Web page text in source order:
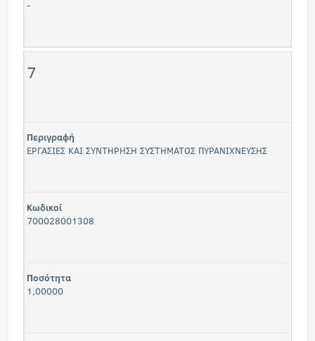
-
7
Περιγραφή
ΕΡΓΑΣΙΕΣ ΚΑΙ ΣΥΝΤΗΡΗΣΗ ΣΥΣΤΗΜΑΤΟΣ ΠΥΡΑΝΙΧΝΕΥΣΗΣ
Κωδικοί
700028001308
Ποσότητα
1,00000